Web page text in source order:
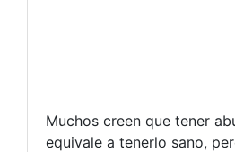
Muchos creen que tener
equivale a tenerlo sano,